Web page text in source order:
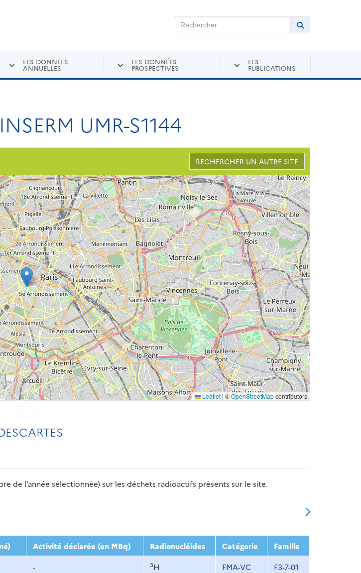
Rechercher sur Andra Inventaire Rechercher
Lancer la
LES DONNÉES
ANNUELLES
LES DONNÉES
PROSPECTIVES
LES
PUBLICATIONS
UMR-S1144
RECHERCHER UN AUTRE SITE
Leaflet|©OpenStreetMapcontributors
de l’année sélectionnée) sur les déchets radioactifs présents sur le site.
2018 2019 2020 2021 2022 2023
Activité déclarée (en MBq) Radionucléides Catégorie
Famille
- 3H FMA-VC F3-7-01